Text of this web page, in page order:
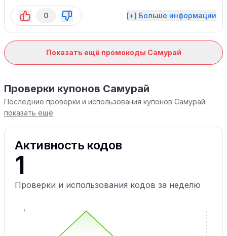
странице.
0
[+] Больше информации
Показать ещё промокоды Самурай
Проверки купонов Самурай
Последние проверки и использования купонов Самурай.
показать ещё
Активность кодов
1
Проверки и использования кодов за неделю
1